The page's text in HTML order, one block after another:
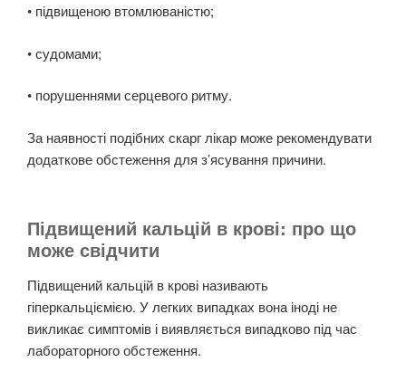
• підвищеною втомлюваністю;
• судомами;
• порушеннями серцевого ритму.
За наявності подібних скарг лікар може рекомендувати
додаткове обстеження для з’ясування причини.
Підвищений кальцій в крові: про що
може свідчити
Підвищений кальцій в крові називають
гіперкальціємією. У легких випадках вона іноді не
викликає симптомів і виявляється випадково під час
лабораторного обстеження.